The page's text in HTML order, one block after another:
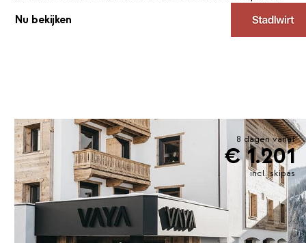
Nu bekijken
8 dagen vanaf
€ 1.201
incl. skipas